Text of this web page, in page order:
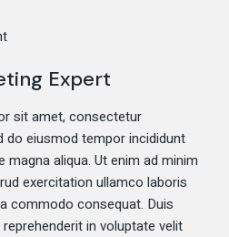
Expert
sit amet, consectetur
do eiusmod tempor incididunt
magna aliqua. Ut enim ad minim
exercitation ullamco laboris
commodo consequat. Duis
in voluptate velit